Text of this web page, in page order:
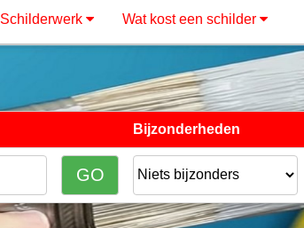
Schilderwerk Wat kost een schilder
Bijzonderheden